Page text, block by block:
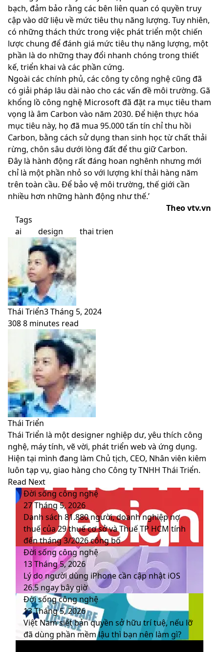
bạch, đảm bảo rằng các bên liên quan có quyền truy
cập vào dữ liệu về mức tiêu thụ năng lượng. Tuy nhiên,
có những thách thức trong việc phát triển một chiến
lược chung để đánh giá mức tiêu thụ năng lượng, một
phần là do những thay đổi nhanh chóng trong thiết
kế, triển khai và các phần cứng.
Ngoài các chính phủ, các công ty công nghệ cũng đã
có giải pháp lâu dài nào cho các vấn đề môi trường. Gã
khổng lồ công nghệ Microsoft đã đặt ra mục tiêu tham
vọng là âm Carbon vào năm 2030. Để hiện thực hóa
mục tiêu này, họ đã mua 95.000 tấn tín chỉ thu hồi
Carbon, bằng cách sử dụng than sinh học từ chất thải
rừng, chôn sâu dưới lòng đất để thu giữ Carbon.
Đây là hành động rất đáng hoan nghênh nhưng mới
chỉ là một phần nhỏ so với lượng khí thải hàng năm
trên toàn cầu. Để bảo vệ môi trường, thế giới cần
nhiều hơn những hành động như thế.’
Theo vtv.vn
Tags
ai
design thai trien
Thái Triển3 Tháng 5, 2024
3088 minutes read
Facebook
LinkedIn
Pinterest
Messenger
Messenger
WhatsApp
Telegram
Facebook
LinkedIn
Pinterest
Messenger
Messenger
WhatsApp
Telegram
Thái Triển
Thái Triển là một designer nghiệp dư, yêu thích công
nghệ, máy tính, vẽ vời, phát triển web và ứng dụng.
Hiện tại mình đang làm Chủ tịch, CEO, Nhân viên kiêm
luôn tạp vụ, giao hàng cho Công ty TNHH Thái Triển.
Website
Facebook
LinkedIn
YouTube
Read Next
Đời sống công nghệ
27 Tháng 5, 2026
Danh sách 81.880‬ người, doanh nghiệp nợ
thuế của 29 thuế cơ sở và Thuế TP HCM tính
đến tháng 3/2026 công bố
Đời sống công nghệ
13 Tháng 5, 2026
Lý do người dùng iPhone cần cập nhật iOS
26.5 ngay bây giờ
Đời sống công nghệ
13 Tháng 5, 2026
Việt Nam siết bản quyền sở hữu trí tuệ, nếu lỡ
đã dùng phần mềm lậu thì bạn nên làm gì?